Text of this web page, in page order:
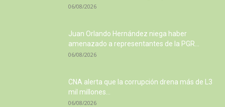
06/08/2026
Juan Orlando Hernández niega haber
amenazado a representantes de la PGR...
06/08/2026
CNA alerta que la corrupción drena más de L3
mil millones...
06/08/2026